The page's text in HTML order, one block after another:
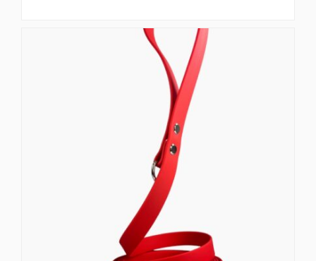
25,00 zł